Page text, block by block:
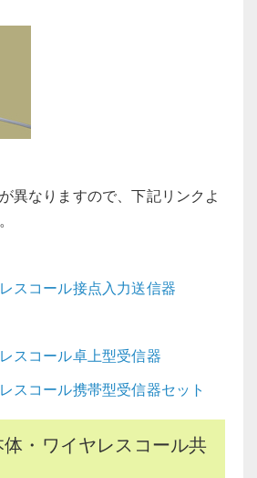
異なりますので、下記リンクよ
スコール接点入力送信器
スコール卓上型受信器
スコール携帯型受信器セット
・ワイヤレスコール共